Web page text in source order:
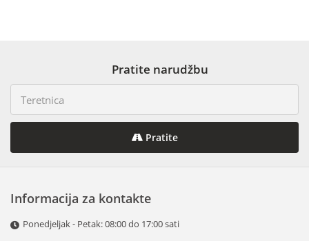
Pratite narudžbu
Pratite
Informacija za kontakte
Ponedjeljak - Petak: 08:00 do 17:00 sati